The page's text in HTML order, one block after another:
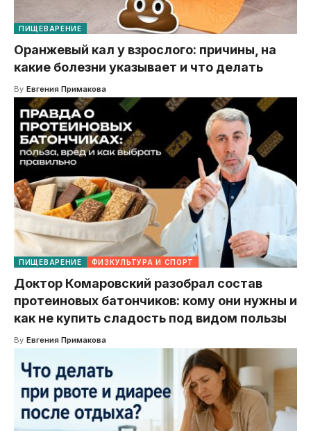
ПИЩЕВАРЕНИЕ
Оранжевый кал у взрослого: причины, на
какие болезни указывает и что делать
By Евгения Примакова
ПИЩЕВАРЕНИЕ ФИЗКУЛЬТУРА И СПОРТ
Доктор Комаровский разобрал состав
протеиновых батончиков: кому они нужны и
как не купить сладость под видом пользы
By Евгения Примакова